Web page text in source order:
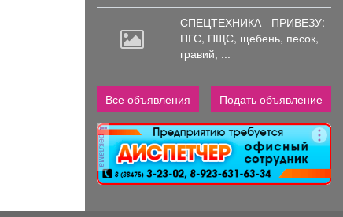
СПЕЦТЕХНИКА - ПРИВЕЗУ:
ПГС, ПЩС, щебень, песок,
гравий, ...
Все объявления Подать объявление
реклама